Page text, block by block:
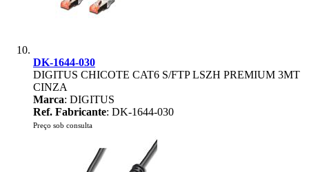
DK-1644-030
DIGITUS CHICOTE CAT6 S/FTP LSZH PREMIUM 3MT
CINZA
Marca: DIGITUS
Ref. Fabricante: DK-1644-030
Preço sob consulta